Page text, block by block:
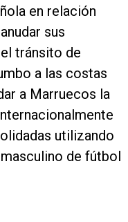
en relación
sus
tránsito de
a las costas
a Marruecos la
utilizando
de fútbol